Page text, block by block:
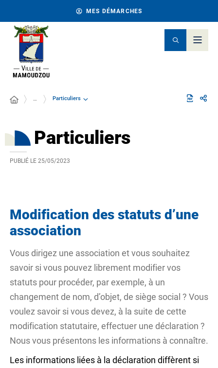
MES DÉMARCHES
… Particuliers
Particuliers
PUBLIÉ LE 25/05/2023
Modification des statuts d’une
association
Vous dirigez une association et vous souhaitez
savoir si vous pouvez librement modifier vos
statuts pour procéder, par exemple, à un
changement de nom, d’objet, de siège social ? Vous
voulez savoir si vous devez, à la suite de cette
modification statutaire, effectuer une déclaration ?
Nous vous présentons les informations à connaître.
Les informations liées à la déclaration diffèrent si